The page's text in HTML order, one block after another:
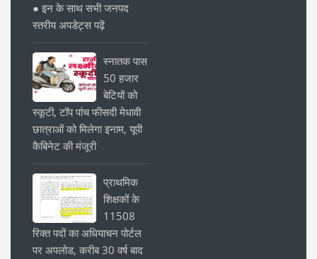
● इन के साथ सभी जनपद
स्तरीय अपडेट्स पढ़ें
स्नातक पास
50 हजार
बेटियों को
स्कूटी, टॉप पांच फीसदी मेधावी
छात्राओं को मिलेगा इनाम, यूपी
कैबिनेट की मंजूरी
प्राथमिक
शिक्षकों के
11508
रिक्त पदों का अधियाचन पोर्टल
पर अपलोड, करीब 30 वर्ष बाद